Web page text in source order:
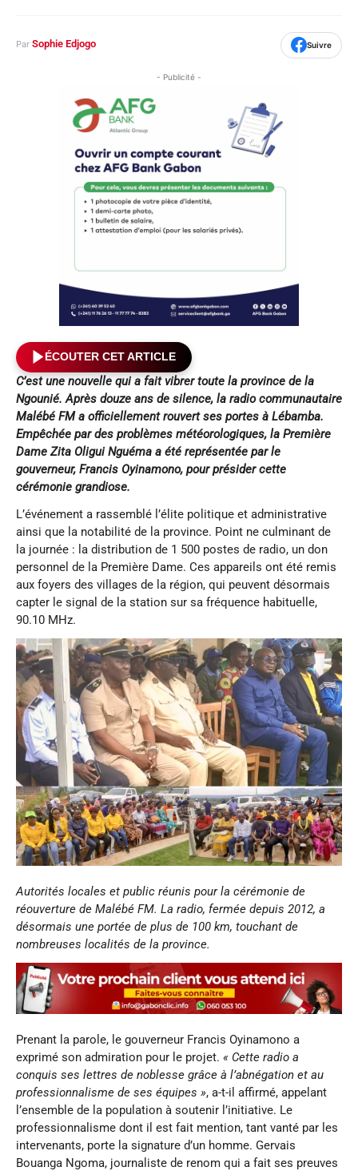
Par Sophie Edjogo Suivre
- Publicité -
ÉCOUTER CET ARTICLE
C’est une nouvelle qui a fait vibrer toute la province de la
Ngounié. Après douze ans de silence, la radio communautaire
Malébé FM a officiellement rouvert ses portes à Lébamba.
Empêchée par des problèmes météorologiques, la Première
Dame Zita Oligui Nguéma a été représentée par le
gouverneur, Francis Oyinamono, pour présider cette
cérémonie grandiose.
L’événement a rassemblé l’élite politique et administrative
ainsi que la notabilité de la province. Point ne culminant de
la journée : la distribution de 1 500 postes de radio, un don
personnel de la Première Dame. Ces appareils ont été remis
aux foyers des villages de la région, qui peuvent désormais
capter le signal de la station sur sa fréquence habituelle,
90.10 MHz.
Autorités locales et public réunis pour la cérémonie de
réouverture de Malébé FM. La radio, fermée depuis 2012, a
désormais une portée de plus de 100 km, touchant de
nombreuses localités de la province.
Prenant la parole, le gouverneur Francis Oyinamono a
exprimé son admiration pour le projet. « Cette radio a
conquis ses lettres de noblesse grâce à l’abnégation et au
professionnalisme de ses équipes », a-t-il affirmé, appelant
l’ensemble de la population à soutenir l’initiative. Le
professionnalisme dont il est fait mention, tant vanté par les
intervenants, porte la signature d’un homme. Gervais
Bouanga Ngoma, journaliste de renom qui a fait ses preuves